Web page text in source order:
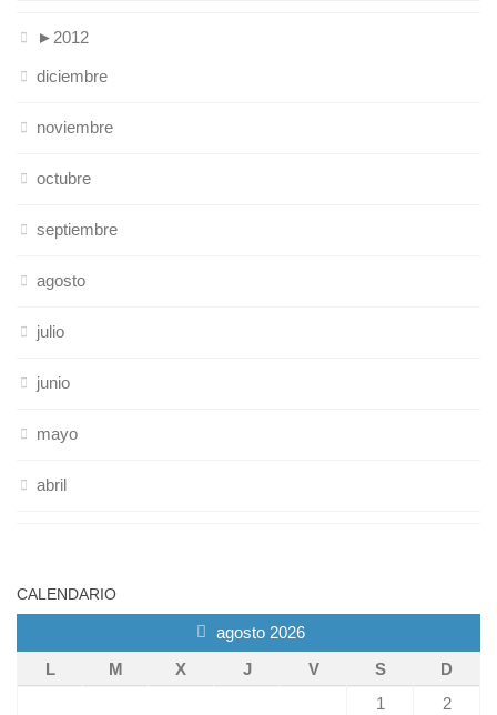
► 2012
diciembre
noviembre
octubre
septiembre
agosto
julio
junio
mayo
abril
CALENDARIO
agosto 2026
L
M X J V S
D
1
2